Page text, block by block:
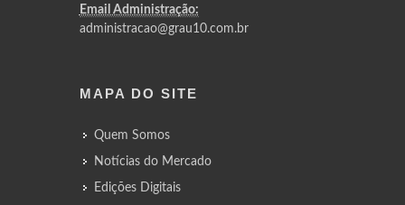
Email Administração:
administracao@grau10.com.br
MAPA DO SITE
Quem Somos
Notícias do Mercado
Edições Digitais